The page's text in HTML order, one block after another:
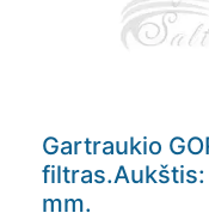
Gartraukio
mm.